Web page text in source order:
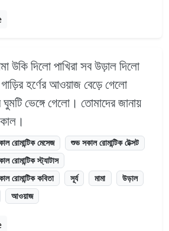
উকি দিলো পাখিরা সব উড়াল দিলো
হর্ণের আওয়াজ বেড়ে গেলো
ভেঙ্গে গেলো। তোমাদের জানায়
রোমান্টিক মেসেজ
শুভ সকাল রোমান্টিক টেক্সট
রোমান্টিক স্ট্যাটাস
রোমান্টিক কবিতা
সূর্য মামা
উড়াল
আওয়াজ